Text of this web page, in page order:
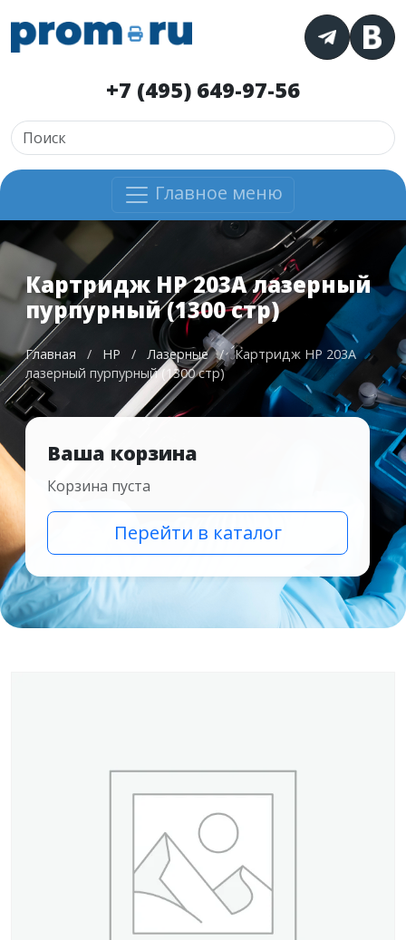
+7 (495) 649-97-56
Главное меню
Картридж HP 203A лазерный
пурпурный (1300 стр)
Главная / HP / Лазерные /
Картридж HP 203A
лазерный пурпурный (1300 стр)
Ваша корзина
Корзина пуста
Перейти в каталог